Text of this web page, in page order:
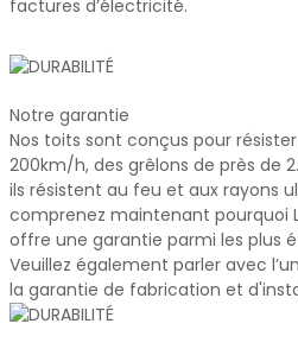
factures d’électricité.
Notre garantie
Nos toits sont conçus pour
200km/h, des grêlons de près de
ils résistent au feu et aux rayons
comprenez maintenant pourquoi
offre une garantie parmi les plus
Veuillez également parler avec
la garantie de fabrication et